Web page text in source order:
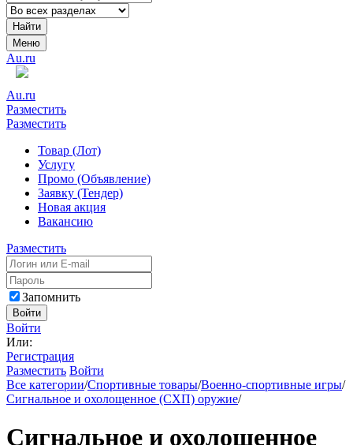
Найти
Меню
Au.ru
Au.ru
Разместить
Разместить
Товар (Лот)
Услугу
Промо (Объявление)
Заявку (Тендер)
Новая акция
Вакансию
Разместить
Запомнить
Войти
Войти
Или:
Регистрация
Разместить Войти
Все категории/Спортивные товары/Военно-спортивные игры/
Сигнальное и охолощенное (СХП) оружие/
Сигнальное и охолощенное